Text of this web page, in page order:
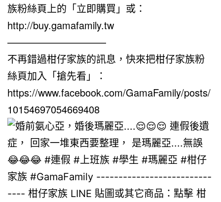
族粉絲頁上的「立即購買」或：
http://buy.gamafamily.tw
——————————
不再錯過柑仔家族的訊息，快來把柑仔家族粉
絲頁加入「搶先看」：
https://www.facebook.com/GamaFamily/posts/
10154697054669408